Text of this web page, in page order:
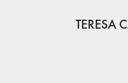
TERESA